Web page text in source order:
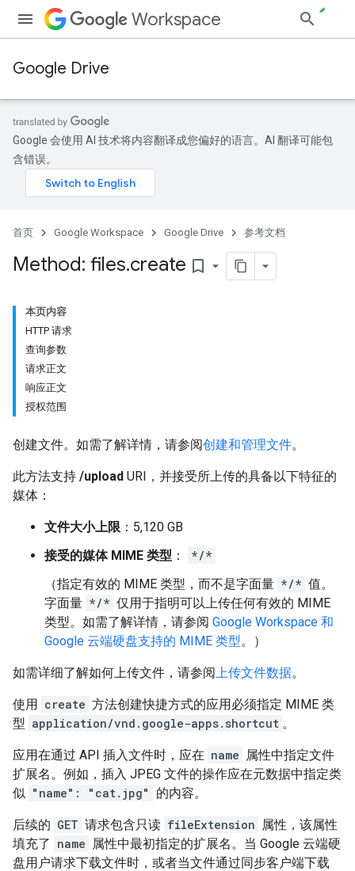
Workspace
Google Drive
Google 会使用 AI 技术将内容翻译成您偏好的语言。AI 翻译可能包
含错误。
首页 Google Workspace Google Drive 参考文档
Method: files.create bookmark_border
本页内容
HTTP 请求
查询参数
请求正文
响应正文
授权范围
创建文件。如需了解详情，请参阅创建和管理文件。
此方法支持 /upload URI，并接受所上传的具备以下特征的
媒体：
文件大小上限 ：5,120 GB
接受的媒体 MIME 类型 ：
*/*
（指定有效的 MIME 类型，而不是字面量 */* 值。
字面量 */* 仅用于指明可以上传任何有效的 MIME
类型。如需了解详情，请参阅 Google Workspace 和
Google 云端硬盘支持的 MIME 类型。）
如需详细了解如何上传文件，请参阅上传文件数据。
使用 create 方法创建快捷方式的应用必须指定 MIME 类
型 application/vnd.google-apps.shortcut 。
应用在通过 API 插入文件时，应在 name 属性中指定文件
扩展名。例如，插入 JPEG 文件的操作应在元数据中指定类
似 "name": "cat.jpg" 的内容。
后续的 GET 请求包含只读 fileExtension 属性，该属性
填充了 name 属性中最初指定的扩展名。当 Google 云端硬
盘用户请求下载文件时，或者当文件通过同步客户端下载